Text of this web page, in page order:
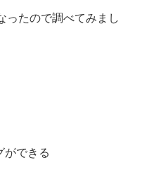
たので調べてみまし
ができる